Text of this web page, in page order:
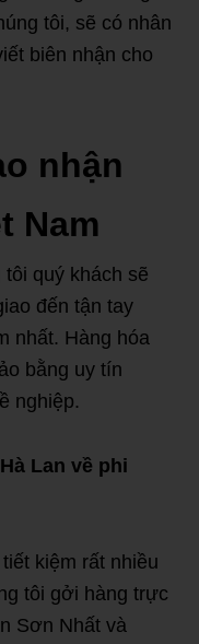
tôi, sẽ có nhân
biên nhận cho
nhận
Nam
quý khách sẽ
đến tận tay
nhất. Hàng hóa
bằng uy tín
nghiệp.
Lan về phi
kiệm rất nhiều
tôi gởi hàng trực
Sơn Nhất và